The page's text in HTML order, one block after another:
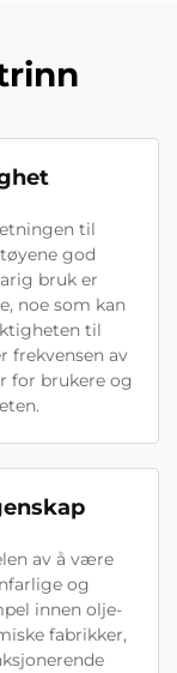
til
god
bruk er
noe som kan
til
frekvensen av
for brukere og
av å være
og
innen olje-
fabrikker,